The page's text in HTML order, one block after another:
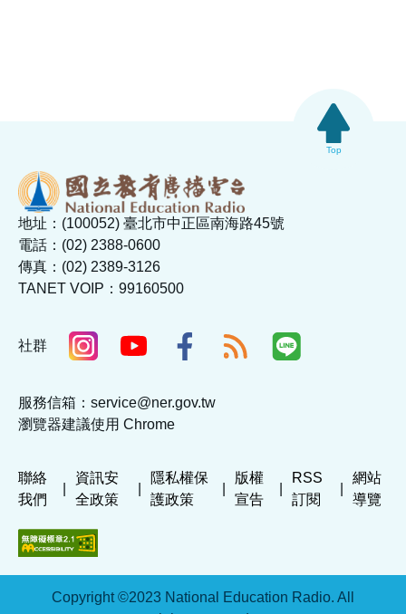
地址：(100052) 臺北市中正區南海路45號
電話：(02) 2388-0600
傳真：(02) 2389-3126
TANET VOIP：99160500
社群
服務信箱：service@ner.gov.tw
瀏覽器建議使用 Chrome
聯絡
我們
資訊安
全政策
隱私權保
護政策
版權
宣告
RSS
訂閱
網站
導覽
Copyright ©2023 National Education Radio. All
Top